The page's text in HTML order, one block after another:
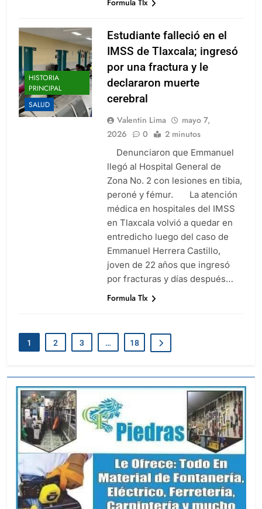
HISTORIA
PRINCIPAL
SALUD
Estudiante falleció en el
IMSS de Tlaxcala; ingresó
por una fractura y le
declararon muerte
cerebral
Valentin Lima
mayo 7,
2026
0 2 minutos
Denunciaron que Emmanuel
llegó al Hospital General de
Zona No. 2 con lesiones en tibia,
peroné y fémur. La atención
médica en hospitales del IMSS
en Tlaxcala volvió a quedar en
entredicho luego del caso de
Emmanuel Herrera Castillo,
joven de 22 años que ingresó
por fracturas y días después…
Formula Tlx
1 2 3 … 18